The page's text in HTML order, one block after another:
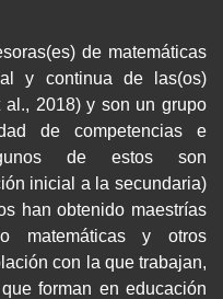
de matemáticas
y continua de las(os)
al., 2018) y son un grupo
de competencias e
de estos son
inicial a la secundaria)
han obtenido maestrías
matemáticas y otros
con la que trabajan,
forman en educación